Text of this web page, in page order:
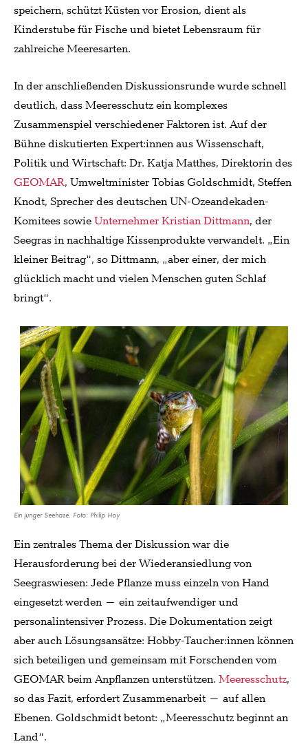
speichern, schützt Küsten vor Erosion, dient als
Kinderstube für Fische und bietet Lebensraum für
zahlreiche Meeresarten.
In der anschließenden Diskussionsrunde wurde schnell
deutlich, dass Meeresschutz ein komplexes
Zusammenspiel verschiedener Faktoren ist. Auf der
Bühne diskutierten Expert:innen aus Wissenschaft,
Politik und Wirtschaft: Dr. Katja Matthes, Direktorin des
GEOMAR, Umweltminister Tobias Goldschmidt, Steffen
Knodt, Sprecher des deutschen UN-Ozeandekaden-
Komitees sowieUnternehmer Kristian Dittmann, der
Seegras in nachhaltige Kissenprodukte verwandelt. „Ein
kleiner Beitrag“, so Dittmann, „aber einer, der mich
glücklich macht und vielen Menschen guten Schlaf
bringt“.
Ein junger Seehase. Foto: Philip Hoy
Ein zentrales Thema der Diskussion war die
Herausforderung bei der Wiederansiedlung von
Seegraswiesen: Jede Pflanze muss einzeln von Hand
eingesetzt werden – ein zeitaufwendiger und
personalintensiver Prozess. Die Dokumentation zeigt
aber auch Lösungsansätze: Hobby-Taucher:innen können
sich beteiligen und gemeinsam mit Forschenden vom
GEOMAR beim Anpflanzen unterstützen. Meeresschutz,
so das Fazit, erfordert Zusammenarbeit – auf allen
Ebenen. Goldschmidt betont: „Meeresschutz beginnt an
Land“.